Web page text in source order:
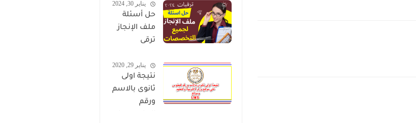
يناير 30, 2024
حل أسئلة
ملف الإنجاز
ترقى
2024 صالح
لجميع
التخصصات
يناير 29, 2020
نتيجة اولى
ثانوى بالاسم
ورقم